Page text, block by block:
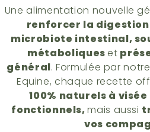
Une alimentation nouvelle
renforcer la
microbiote intestinal,
métaboliqueset
général. Formulée par
Equine, chaque recette
100% naturels à
fonctionnels,mais aussi
vos